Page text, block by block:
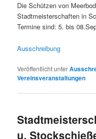
Die Schützen von
Stadtmeisterschaften in
Termine sind: 5. bis
Ausschreibung
Veröffentlicht unter
Vereinsveranstaltungen
u.